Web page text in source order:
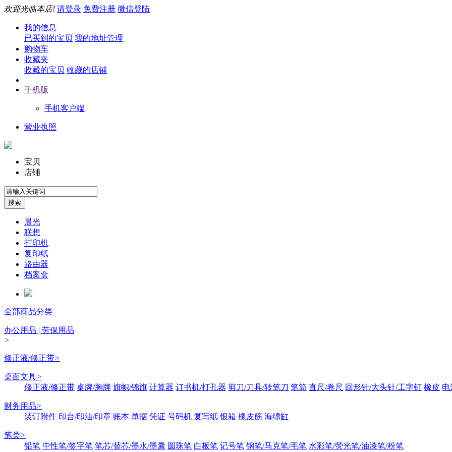
欢迎光临本店! 请登录 免费注册 微信登陆
我的信息
已买到的宝贝 我的地址管理
购物车
收藏夹
收藏的宝贝 收藏的店铺
手机版
手机客户端
营业执照
宝贝
店铺
晨光
联想
打印机
复印纸
路由器
档案盒
全部商品分类
办公用品 | 劳保用品
>
修正液/修正带>
桌面文具>
修正液/修正带 桌牌/胸牌 旗帜/锦旗 计算器 订书机/打孔器 剪刀/刀具/转笔刀 笔筒 直尺/卷尺 回形针/大头针/工字钉 橡皮 电
财务用品>
装订附件 印台/印油/印章 账本 单据 凭证 号码机 复写纸 银箱 橡皮筋 海绵缸
笔类>
铅笔 中性笔/签字笔 笔芯/替芯/墨水/墨囊 圆珠笔 白板笔 记号笔 钢笔/马克笔/毛笔 水彩笔/荧光笔/油漆笔/粉笔